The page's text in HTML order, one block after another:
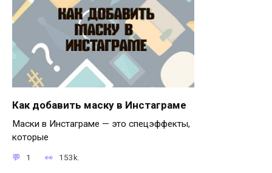
Как добавить маску в Инстаграме
Маски в Инстаграме — это спецэффекты,
которые
1 153k.